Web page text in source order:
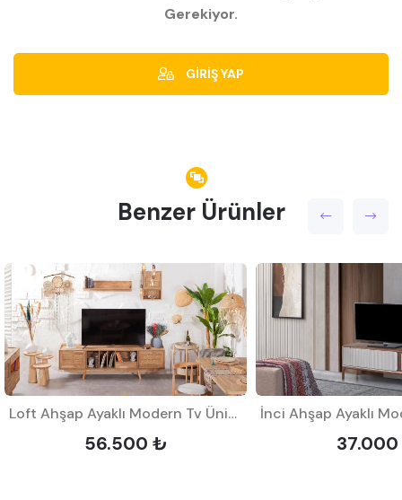
Gerekiyor.
GİRİŞ YAP
Benzer Ürünler
Loft Ahşap Ayaklı Modern Tv Ünitesi
56.500 ₺